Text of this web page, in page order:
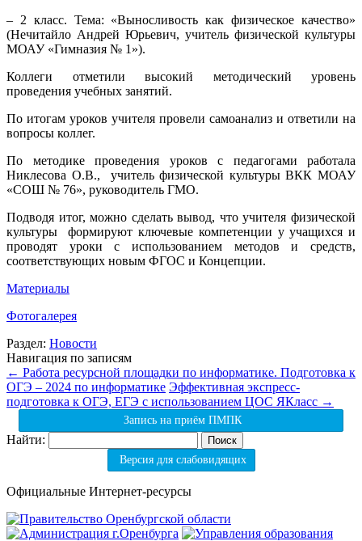
– 2 класс. Тема: «Выносливость как физическое качество»
(Нечитайло Андрей Юрьевич, учитель физической культуры
МОАУ «Гимназия № 1»).
Коллеги отметили высокий методический уровень
проведения учебных занятий.
По итогам уроков учителя провели самоанализ и ответили на
вопросы коллег.
По методике проведения уроков с педагогами работала
Никлесова О.В., учитель физической культуры ВКК МОАУ
«СОШ № 76», руководитель ГМО.
Подводя итог, можно сделать вывод, что учителя физической
культуры формируют ключевые компетенции у учащихся и
проводят уроки с использованием методов и средств,
соответствующих новым ФГОС и Концепции.
Материалы
Фотогалерея
Раздел: Новости
Навигация по записям
← Работа ресурсной площадки по информатике. Подготовка к
ОГЭ – 2024 по информатике Эффективная экспресс-
подготовка к ОГЭ, ЕГЭ с использованием ЦОС ЯКласс →
Запись на приём ПМПК
Найти:
Версия для слабовидящих
Официальные Интернет-ресурсы